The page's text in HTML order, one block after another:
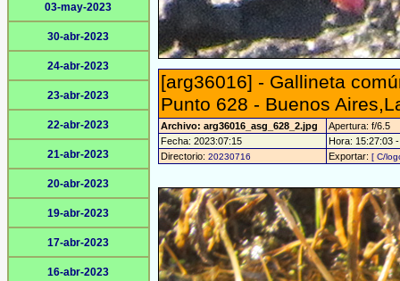
03-may-2023
30-abr-2023
24-abr-2023
23-abr-2023
22-abr-2023
21-abr-2023
20-abr-2023
19-abr-2023
17-abr-2023
16-abr-2023
[arg36016] - Gallineta
Punto 628 - Buenos
Archivo: arg36016_asg_628_2.jpg
Apertura: f/6.5
Fecha: 2023:07:15
Hora: 15:27:03
Directorio: 20230716 Exportar: [ C/